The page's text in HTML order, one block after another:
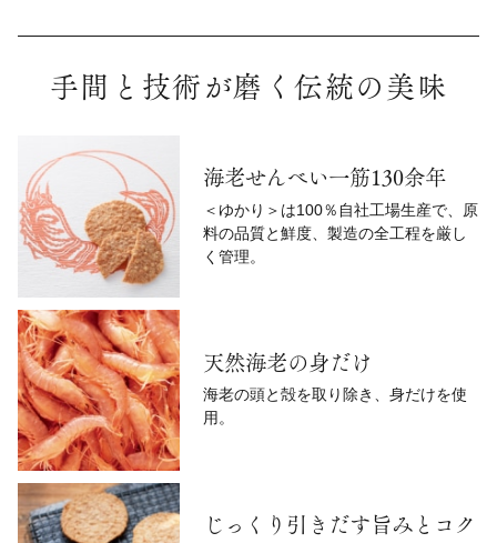
手間と技術が磨く伝統の美味
海老せんべい一筋130余年
＜ゆかり＞は100％自社工場生産で、原
料の品質と鮮度、製造の全工程を厳し
く管理。
天然海老の身だけ
海老の頭と殻を取り除き、身だけを使
用。
じっくり引きだす旨みとコク